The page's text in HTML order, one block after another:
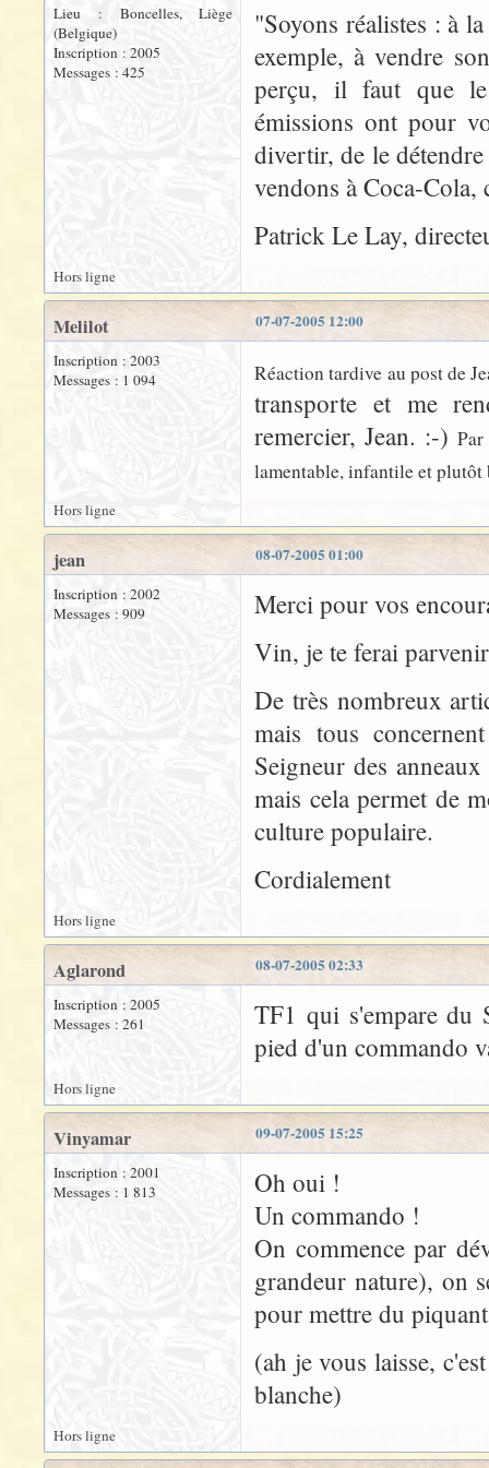
Lieu : Boncelles, Liège
(Belgique)
Inscription : 2005
Messages : 425
"Soyons réalistes : à
exemple, à vendre
perçu, il faut que le
émissions ont pour
divertir, de le
vendons à Coca-Cola,
Patrick Le Lay,
Hors ligne
07-07-2005 12:00
Melilot
Inscription : 2003
Messages : 1 094
Réaction tardive au post de
transporte et me
remercier, Jean. :-)
lamentable, infantile et plutôt
Hors ligne
08-07-2005 01:00
jean
Inscription : 2002
Messages : 909
Merci pour vos
Vin, je te ferai
De très nombreux
mais tous
Seigneur des
mais cela permet de
culture populaire.
Cordialement
Hors ligne
08-07-2005 02:33
Aglarond
Inscription : 2005
Messages : 261
TF1 qui s'empare
pied d'un commando
Hors ligne
09-07-2005 15:25
Vinyamar
Inscription : 2001
Messages : 1 813
Oh oui !
Un commando !
On commence par
grandeur nature), on
pour mettre du
(ah je vous laisse,
blanche)
Hors ligne